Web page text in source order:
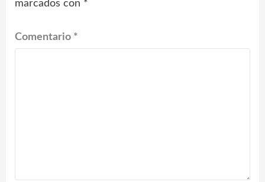
marcados con *
Comentario *